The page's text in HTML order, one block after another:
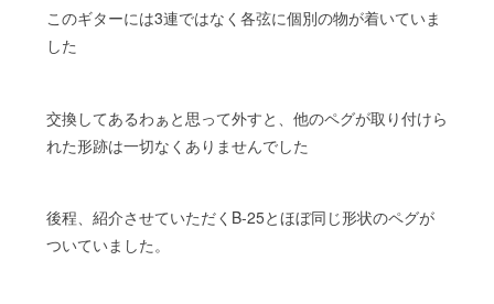
このギターには3連ではなく各弦に個別の物が着いていま
した
交換してあるわぁと思って外すと、他のペグが取り付けら
れた形跡は一切なくありませんでした
後程、紹介させていただくB-25とほぼ同じ形状のペグが
ついていました。